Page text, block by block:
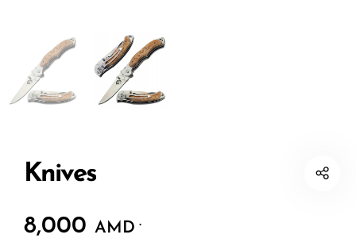
Knives
8,000 AMD .